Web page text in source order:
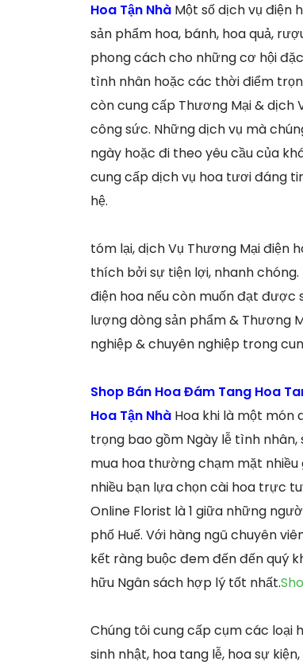
Hoa Tận Nhà Một số dịch vụ điện
sản phẩm hoa, bánh, hoa quả,
phong cách cho những cơ hội
tình nhân hoặc các thời điểm
còn cung cấp Thương Mại & dịch
công sức. Những dịch vụ mà
ngày hoặc đi theo yêu cầu của
cung cấp dịch vụ hoa tươi đáng
hệ.
tóm lại, dịch Vụ Thương Mại
thích bởi sự tiện lợi, nhanh
điện hoa nếu còn muốn đạt
lượng dòng sản phẩm & Thương
nghiệp & chuyên nghiệp trong
Shop Bán Hoa Đám Tang Hoa
Hoa Tận Nhà Hoa khi là một món
trọng bao gồm Ngày lễ tình nhân,
mua hoa thường chạm mặt nhiều
nhiều bạn lựa chọn cài hoa trực
Online Florist là 1 giữa những
phố Huế. Với hàng ngũ chuyên
kết ràng buộc đem đến đến quý
hữu Ngân sách hợp lý tốt nhất.
Chúng tôi cung cấp cụm các loại
sinh nhật, hoa tang lễ, hoa sự